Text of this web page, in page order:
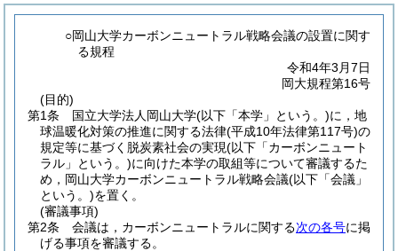
○岡山大学カーボンニュートラル戦略会議の設置に関す
る規程
令和4年3月7日
岡大規程第16号
(目的)
第1条
国立大学法人岡山大学(以下「本学」という。)に，地
球温暖化対策の推進に関する法律(平成10年法律第117号)の
規定等に基づく脱炭素社会の実現(以下「カーボンニュート
ラル」という。)に向けた本学の取組等について審議するた
め，岡山大学カーボンニュートラル戦略会議(以下「会議」
という。)を置く。
(審議事項)
第2条
会議は，カーボンニュートラルに関する次の各号に掲
げる事項を審議する。